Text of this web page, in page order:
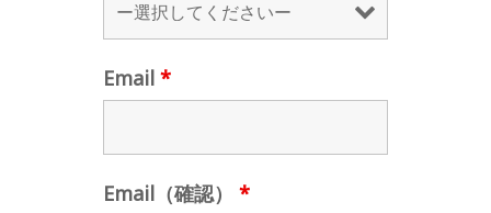
Email *
Email（確認） *